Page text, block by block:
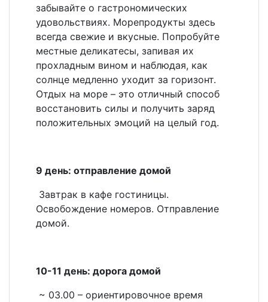
забывайте о гастрономических
удовольствиях. Морепродукты здесь
всегда свежие и вкусные. Попробуйте
местные деликатесы, запивая их
прохладным вином и наблюдая, как
солнце медленно уходит за горизонт.
Отдых на море – это отличный способ
восстановить силы и получить заряд
положительных эмоций на целый год.
9 день: отправление домой
Завтрак в кафе гостиницы.
Освобождение номеров. Отправление
домой.
10-11 день: дорога домой
~ 03.00 – ориентировочное время